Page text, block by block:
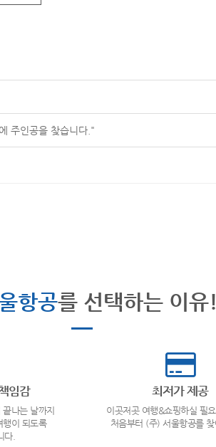
주인공을 찾습니다."
항공를 선택하는 이
임감
나는 날까지
행이 되도록
다.
최저가 제공
이곳저곳 여행&쇼핑하실 필
처음부터 (주) 서울항공를 찾